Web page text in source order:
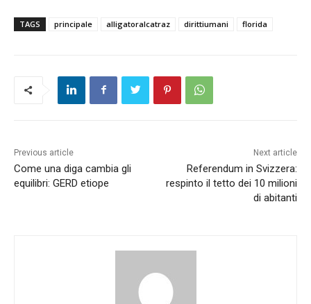
TAGS principale alligatoralcatraz dirittiumani florida
Previous article
Come una diga cambia gli
equilibri: GERD etiope
Next article
Referendum in Svizzera:
respinto il tetto dei 10 milioni
di abitanti